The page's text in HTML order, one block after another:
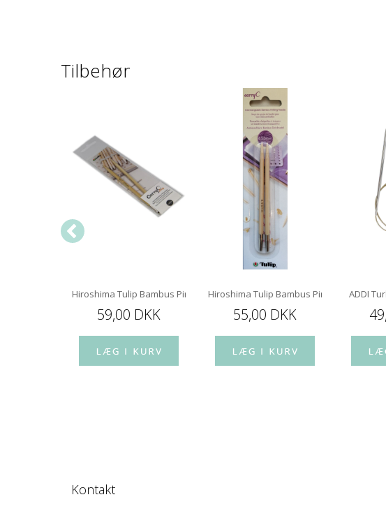
Tilbehør
Hiroshima Tulip Bambus Pindespids 12 cm
59,00 DKK
Hiroshima Tulip Bambus Pindespids 10 cm
55,00 DKK
ADDI
Kontakt